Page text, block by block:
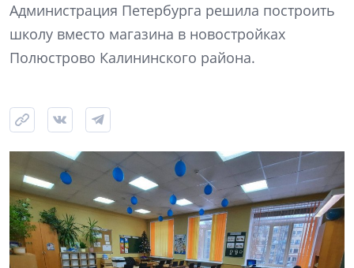
Администрация Петербурга решила построить
школу вместо магазина в новостройках
Полюстрово Калининского района.